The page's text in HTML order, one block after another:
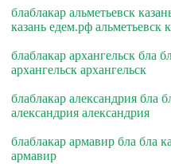
блаблакар альметьевск
казань едем.рф альметьевск
блаблакар архангельск бла
архангельск архангельск
блаблакар александрия бла
александрия александрия
блаблакар армавир бла бла
армавир